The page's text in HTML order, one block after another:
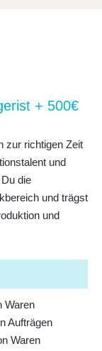
+ 500€
zur richtigen Zeit
und
die
und trägst
und
Waren
Aufträgen
Waren